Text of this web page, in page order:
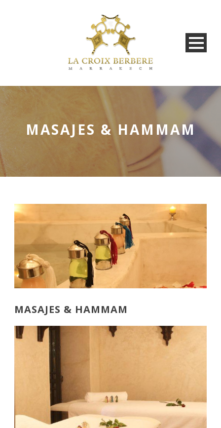
MASAJES & HAMMAM
MASAJES & HAMMAM